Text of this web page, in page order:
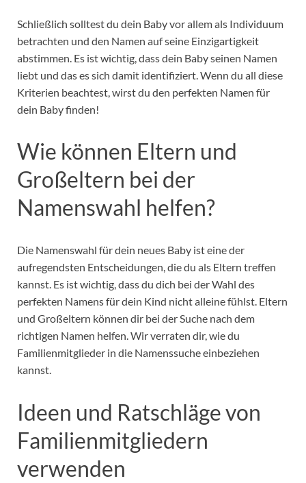
Schließlich solltest du dein Baby vor allem als Individuum
betrachten und den Namen auf seine Einzigartigkeit
abstimmen. Es ist wichtig, dass dein Baby seinen Namen
liebt und das es sich damit identifiziert. Wenn du all diese
Kriterien beachtest, wirst du den perfekten Namen für
dein Baby finden!
Wie können Eltern und
Großeltern bei der
Namenswahl helfen?
Die Namenswahl für dein neues Baby ist eine der
aufregendsten Entscheidungen, die du als Eltern treffen
kannst. Es ist wichtig, dass du dich bei der Wahl des
perfekten Namens für dein Kind nicht alleine fühlst. Eltern
und Großeltern können dir bei der Suche nach dem
richtigen Namen helfen. Wir verraten dir, wie du
Familienmitglieder in die Namenssuche einbeziehen
kannst.
Ideen und Ratschläge von
Familienmitgliedern
verwenden